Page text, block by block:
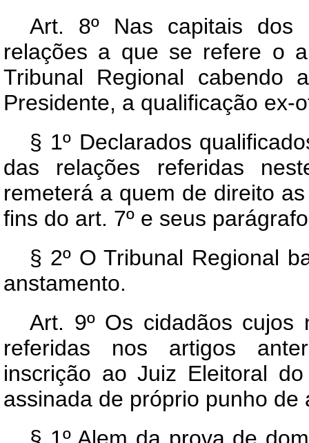
Art. 8º Nas capitais dos
relações a que se refere o
Tribunal Regional cabendo
Presidente, a qualificação ex-
§ 1º Declarados
das relações referidas
remeterá a quem de direito
fins do art. 7º e seus
§ 2º O Tribunal Regional
anstamento.
Art. 9º Os cidadãos cujos
referidas nos artigos
inscrição ao Juiz Eleitoral
assinada de próprio punho de